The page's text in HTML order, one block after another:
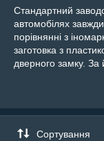
Стандартний
автомобілях
порівнянні з
заготовка з
дверного замку. За
Але зовсім інша
зручним іСортування